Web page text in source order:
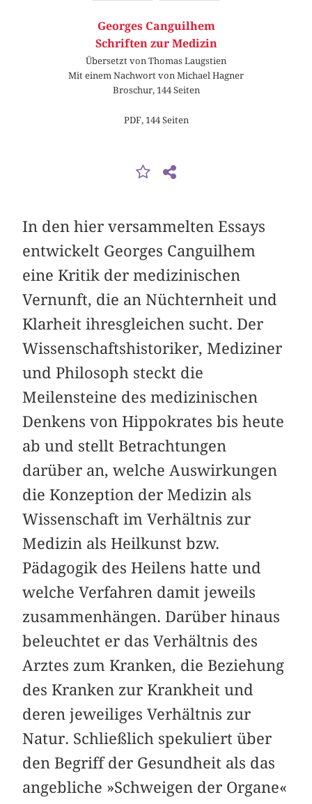
Georges Canguilhem
Schriften zur Medizin
Übersetzt von Thomas Laugstien
Mit einem Nachwort von Michael Hagner
Broschur, 144 Seiten
PDF, 144 Seiten
In den hier versammelten Essays
entwickelt Georges Canguilhem
eine Kritik der medizinischen
Vernunft, die an Nüchternheit und
Klarheit ihresgleichen sucht. Der
Wissenschaftshistoriker, Mediziner
und Philosoph steckt die
Meilensteine des medizinischen
Denkens von Hippokrates bis heute
ab und stellt Betrachtungen
darüber an, welche Auswirkungen
die Konzeption der Medizin als
Wissenschaft im Verhältnis zur
Medizin als Heilkunst bzw.
Pädagogik des Heilens hatte und
welche Verfahren damit jeweils
zusammenhängen. Darüber hinaus
beleuchtet er das Verhältnis des
Arztes zum Kranken, die Beziehung
des Kranken zur Krankheit und
deren jeweiliges Verhältnis zur
Natur. Schließlich spekuliert über
den Begriff der Gesundheit als das
angebliche »Schweigen der Organe«